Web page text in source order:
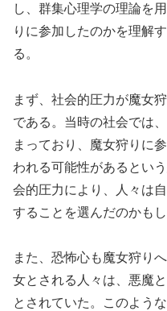
し、群集心理学の理論を
りに参加したのかを理解
る。
まず、社会的圧力が魔女
である。当時の社会では
まっており、魔女狩りに
われる可能性があるとい
会的圧力により、人々は
することを選んだのかもし
また、恐怖心も魔女狩り
女とされる人々は、悪魔
とされていた。このよう